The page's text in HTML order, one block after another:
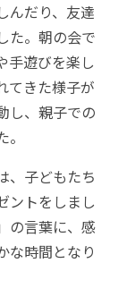
んだり、友達
た。朝の会で
手遊びを楽し
てきた様子が
し、親子での
、子どもたち
ントをしまし
の言葉に、感
な時間となり